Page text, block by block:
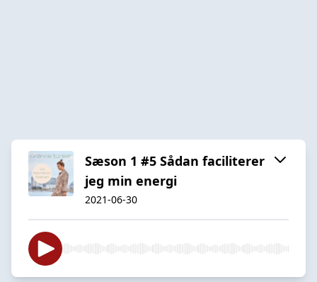
Sæson 1 #5 Sådan faciliterer
jeg min energi
2021-06-30